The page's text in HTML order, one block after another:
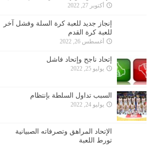
أكتوبر 27, 2022
إنجاز جديد للعبة كرة السلة وفشل آخر
للعبة كرة القدم
أغسطس 26, 2022
إتحاد ناجح وإتحاد فاشل
يوليو 25, 2022
السبب تداول السلطة بإنتظام
يوليو 24, 2022
الإتحاد المراهق وتصرفاته الصبيانية
تورط اللعبة